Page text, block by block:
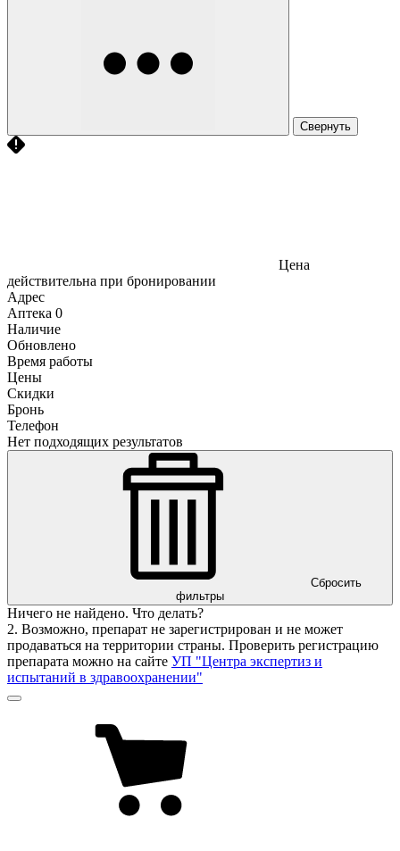
Свернуть
Цена
действительна при бронировании
Адрес
Аптека 0
Наличие
Обновлено
Время работы
Цены
Скидки
Бронь
Телефон
Нет подходящих результатов
Сбросить
фильтры
Ничего не найдено. Что делать?
2. Возможно, препарат не зарегистрирован и не может
продаваться на территории страны. Проверить регистрацию
препарата можно на сайте УП "Центра экспертиз и
испытаний в здравоохранении"